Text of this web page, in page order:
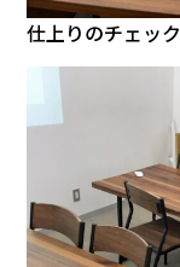
仕上りのチェッ